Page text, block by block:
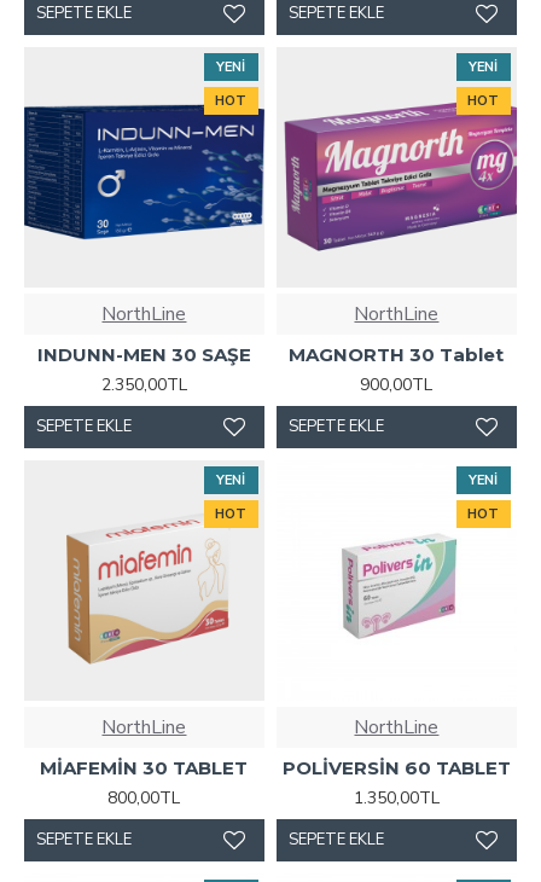
SEPETE EKLE SEPETE EKLE
YENI
HOT
NorthLine
INDUNN-MEN 30 SAŞE
2.350,00TL
SEPETE EKLE
YENI
HOT
NorthLine
MAGNORTH 30 Tablet
900,00TL
SEPETE EKLE
YENI
HOT
NorthLine
MİAFEMİN 30 TABLET
800,00TL
SEPETE EKLE
YENI
HOT
NorthLine
POLİVERSİN 60 TABLET
1.350,00TL
SEPETE EKLE